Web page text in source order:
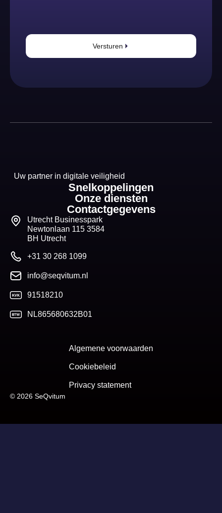
Versturen
Uw partner in digitale veiligheid
Snelkoppelingen
Onze diensten
Contactgegevens
Utrecht Businesspark
Newtonlaan 115 3584
BH Utrecht
+31 30 268 1099
info@seqvitum.nl
91518210
NL865680632B01
© 2026 SeQvitum
Algemene voorwaarden
Cookiebeleid
Privacy statement